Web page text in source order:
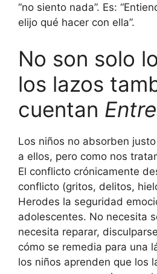
“no siento nada”. Es:
elijo qué hacer con ella”.
No son solo
los lazos
cuentan Entre
Los niños no absorben
a ellos, pero como nos
El conflicto crónicamente
conflicto (gritos, delitos,
Herodes la seguridad
adolescentes. No necesita
necesita reparar,
cómo se remedia para una
los niños aprenden que los